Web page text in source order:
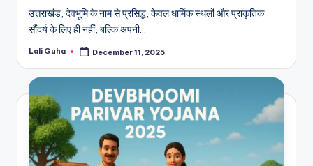
उत्तराखंड, देवभूमि के नाम से प्रसिद्ध, केवल धार्मिक स्थलों और प्राकृतिक
सौंदर्य के लिए ही नहीं, बल्कि अपनी…
Posted
Lali Guha December 11, 2025